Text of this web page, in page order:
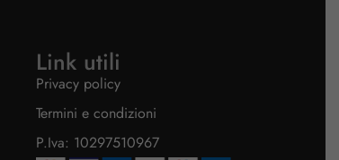
Link utili
Privacy policy
Termini e condizioni
P.Iva: 10297510967